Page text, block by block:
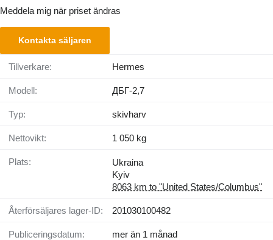
Meddela mig när priset ändras
Kontakta säljaren
Tillverkare: Hermes
Modell: ДБГ-2,7
Typ: skivharv
Nettovikt: 1 050 kg
Plats:
Ukraina
Kyiv
8063 km to "United States/Columbus"
Återförsäljares lager-ID: 201030100482
Publiceringsdatum: mer än 1 månad